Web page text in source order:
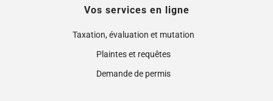
Vos services en ligne
Taxation, évaluation et mutation
Plaintes et requêtes
Demande de permis